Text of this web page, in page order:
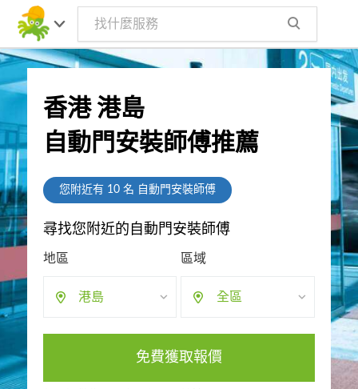
香港 港島
自動門安裝師傅推薦
您附近有 10名 自動門安裝師傅
尋找您附近的自動門安裝師傅
地區
港島
區域
全區
免費獲取報價